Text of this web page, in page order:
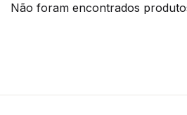
Não foram encontrados